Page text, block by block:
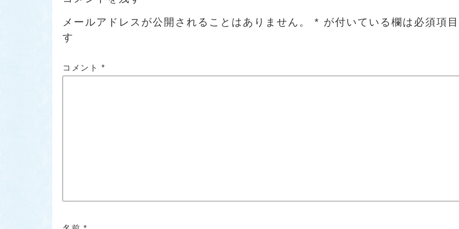
メールアドレスが公開されることはありません。 * が付いている欄は必須項
す
コメント *